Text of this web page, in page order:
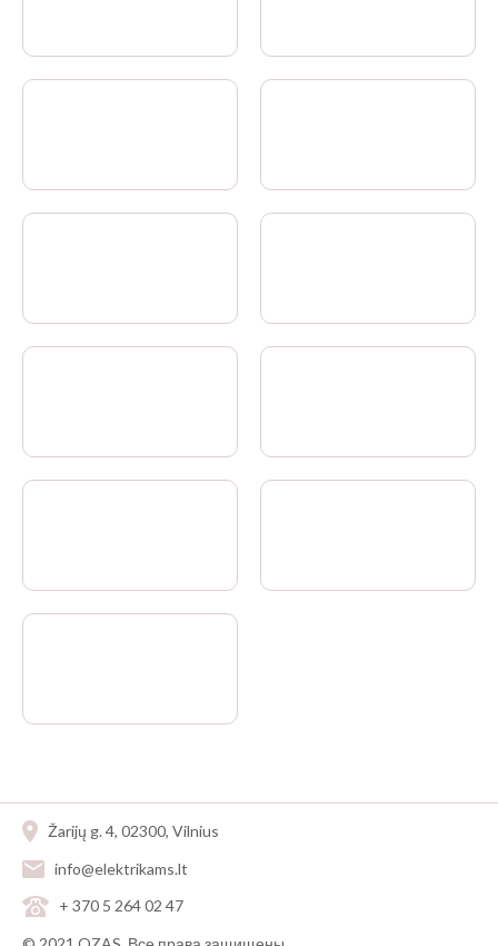
Žarijų g. 4, 02300, Vilnius
info@elektrikams.lt
+ 370 5 264 02 47